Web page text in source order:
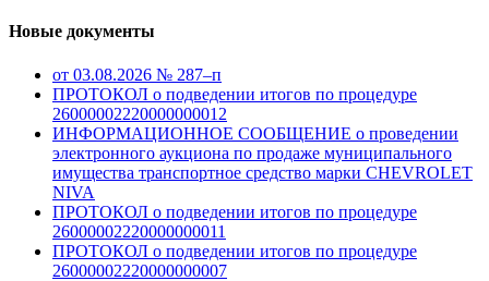
Новые документы
от 03.08.2026 № 287–п
ПРОТОКОЛ о подведении итогов по процедуре
26000002220000000012
ИНФОРМАЦИОННОЕ СООБЩЕНИЕ о проведении
электронного аукциона по продаже муниципального
имущества транспортное средство марки CHEVROLET
NIVA
ПРОТОКОЛ о подведении итогов по процедуре
26000002220000000011
ПРОТОКОЛ о подведении итогов по процедуре
26000002220000000007